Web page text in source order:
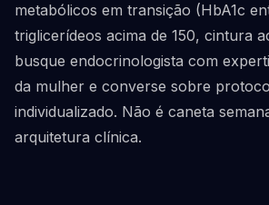
metabólicos em transição (HbA1c
triglicerídeos acima de 150, cintura
busque endocrinologista com
da mulher e converse sobre
individualizado. Não é caneta
arquitetura clínica.